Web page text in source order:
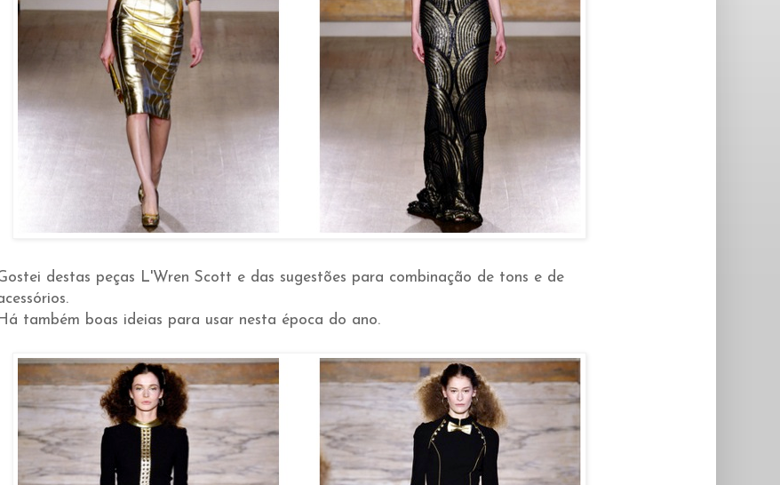
destas peças L'Wren Scott e das sugestões para combinação de tons e de
Há também boas ideias para usar nesta época do ano.